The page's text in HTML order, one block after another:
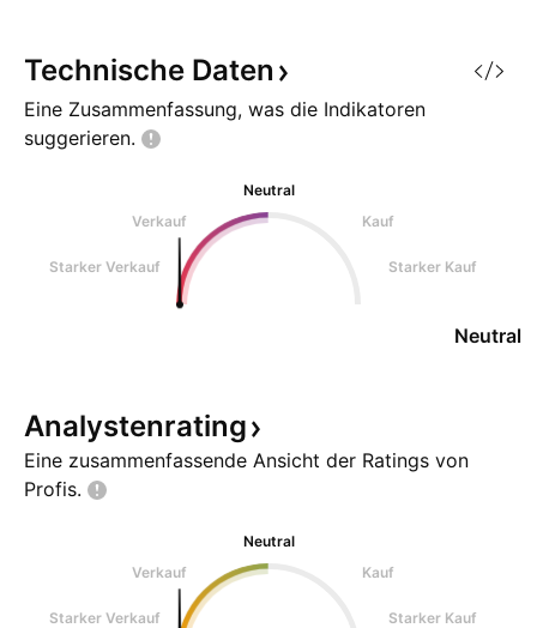
Technische Daten
Eine Zusammenfassung, was die Indikatoren
suggerieren.
Neutral
Verkauf
Kauf
Starker Verkauf Starker Kauf
Neutral
Analystenrating
Eine zusammenfassende Ansicht der Ratings von
Profis.
Neutral
Verkauf
Kauf
Starker Verkauf Starker Kauf